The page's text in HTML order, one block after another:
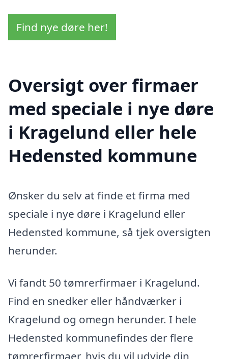
Find nye døre her!
Oversigt over firmaer
med speciale i nye døre
i Kragelund eller hele
Hedensted kommune
Ønsker du selv at finde et firma med
speciale i nye døre i Kragelund eller
Hedensted kommune, så tjek oversigten
herunder.
Vi fandt 50 tømrerfirmaer i Kragelund.
Find en snedker eller håndværker i
Kragelund og omegn herunder. I hele
Hedensted kommunefindes der flere